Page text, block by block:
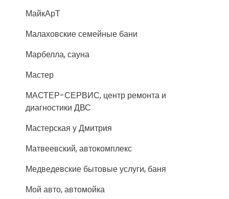
МайкАрТ
Малаховские семейные бани
Марбелла, сауна
Мастер
МАСТЕР-СЕРВИС, центр ремонта и
диагностики ДВС
Мастерская у Дмитрия
Матвеевский, автокомплекс
Медведевские бытовые услуги, баня
Мой авто, автомойка